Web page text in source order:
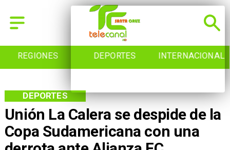
REGIONES DEPORTES INTERNACIONAL
Unión La Calera se despide de la
Copa Sudamericana con una
DEPORTES